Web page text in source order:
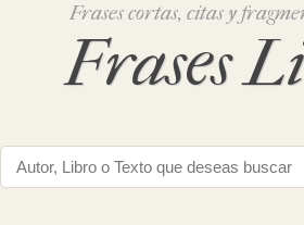
Frases cortas, citas y
Frases